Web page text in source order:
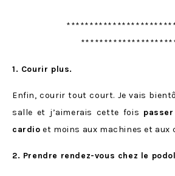
************************
1. Courir plus.
Enfin, courir tout court. Je vais
salle et j’aimerais cette fois
cardio et moins aux machines et aux
2. Prendre rendez-vous chez le